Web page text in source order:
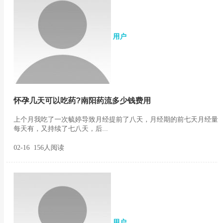
用户
怀孕几天可以吃药?南阳药流多少钱费用
上个月我吃了一次毓婷导致月经提前了八天，月经期的前七天月经
每天有，又持续了七八天，后...
02-16 156人阅读